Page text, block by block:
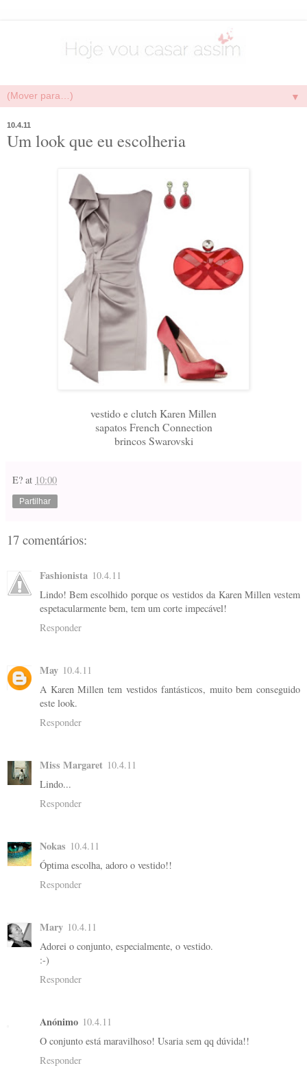
▼
10.4.11
Um look que eu escolheria
vestido e clutch Karen Millen
sapatos French Connection
brincos Swarovski
E? at 10:00
Partilhar
17 comentários:
Fashionista 10.4.11
Lindo! Bem escolhido porque os vestidos da Karen Millen vestem
espetacularmente bem, tem um corte impecável!
Responder
May 10.4.11
A Karen Millen tem vestidos fantásticos, muito bem conseguido
este look.
Responder
Miss Margaret 10.4.11
Lindo...
Responder
Nokas 10.4.11
Óptima escolha, adoro o vestido!!
Responder
Mary 10.4.11
Adorei o conjunto, especialmente, o vestido.
:-)
Responder
Anónimo 10.4.11
O conjunto está maravilhoso! Usaria sem qq dúvida!!
Responder